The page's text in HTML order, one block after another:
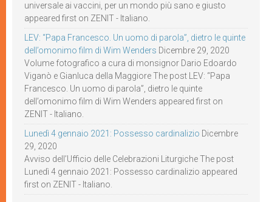
universale ai vaccini, per un mondo più sano e giusto
appeared first on ZENIT - Italiano.
LEV: “Papa Francesco. Un uomo di parola”, dietro le quinte
dell’omonimo film di Wim Wenders Dicembre 29, 2020
Volume fotografico a cura di monsignor Dario Edoardo
Viganò e Gianluca della Maggiore The post LEV: “Papa
Francesco. Un uomo di parola”, dietro le quinte
dell’omonimo film di Wim Wenders appeared first on
ZENIT - Italiano.
Lunedì 4 gennaio 2021: Possesso cardinalizio Dicembre
29, 2020
Avviso dell’Ufficio delle Celebrazioni Liturgiche The post
Lunedì 4 gennaio 2021: Possesso cardinalizio appeared
first on ZENIT - Italiano.